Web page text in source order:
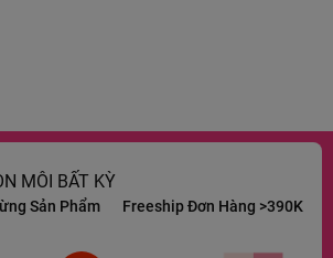
MÔI BẤT KỲ
Freeship Đơn Hàng >390K Giá Ưu Đãi